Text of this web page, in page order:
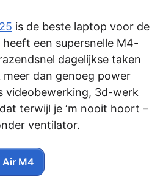
is de beste laptop voor de
heeft een supersnelle M4-
dagelijkse taken
dan genoeg power
videobewerking, 3d-werk
terwijl je ‘m nooit hoort –
ventilator.
Air M4